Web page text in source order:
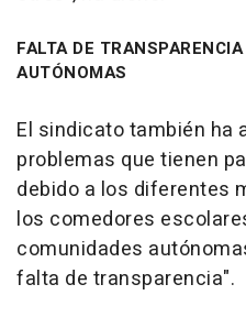
FALTA DE
AUTÓNOMAS
El sindicato también ha
problemas que tienen
debido a los diferentes
los comedores
comunidades
falta de transparencia".